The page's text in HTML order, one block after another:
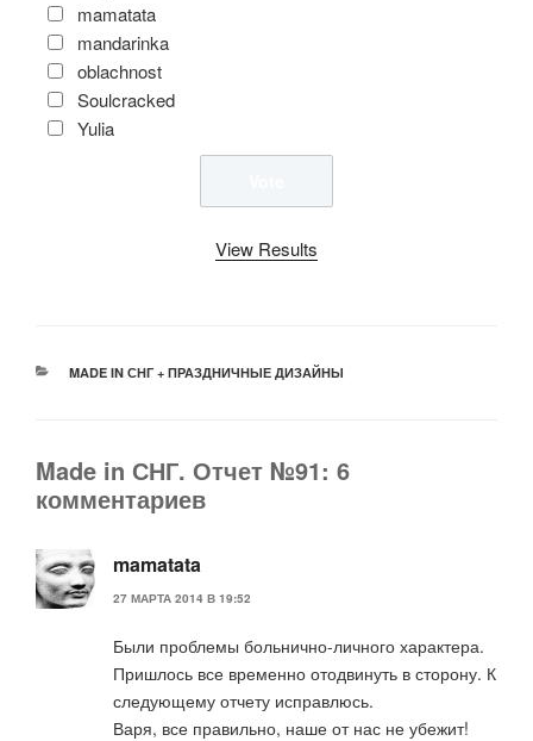
mamatata
mandarinka
oblachnost
Soulcracked
Yulia
View Results
РУБРИКИ
MADE IN СНГ + ПРАЗДНИЧНЫЕ ДИЗАЙНЫ
Made in СНГ. Отчет №91: 6
комментариев
mamatata
27 МАРТА 2014 В 19:52
Были проблемы больнично-личного характера.
Пришлось все временно отодвинуть в сторону. К
следующему отчету исправлюсь.
Варя, все правильно, наше от нас не убежит!